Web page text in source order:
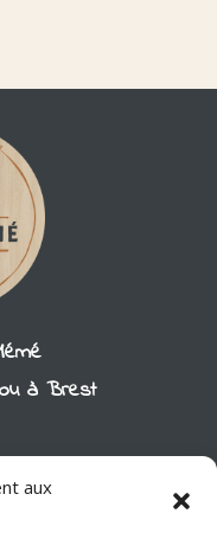
aux
à Brest